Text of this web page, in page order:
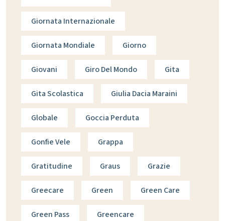
Giornata Internazionale
Giornata Mondiale Giorno
Giovani Giro Del Mondo Gita
Gita Scolastica Giulia Dacia Maraini
Globale Goccia Perduta
Gonfie Vele Grappa
Gratitudine Graus Grazie
Greecare Green Green Care
Green Pass Greencare